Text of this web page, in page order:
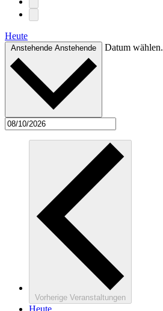
Heute
Anstehende Anstehende Datum wählen.
Vorherige Veranstaltungen
Heute